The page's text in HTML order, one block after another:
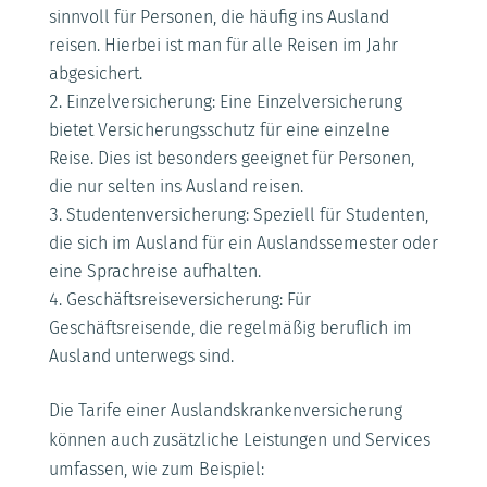
sinnvoll für Personen, die häufig ins Ausland
reisen. Hierbei ist man für alle Reisen im Jahr
abgesichert.
Einzelversicherung: Eine Einzelversicherung
bietet Versicherungsschutz für eine einzelne
Reise. Dies ist besonders geeignet für Personen,
die nur selten ins Ausland reisen.
Studentenversicherung: Speziell für Studenten,
die sich im Ausland für ein Auslandssemester oder
eine Sprachreise aufhalten.
Geschäftsreiseversicherung: Für
Geschäftsreisende, die regelmäßig beruflich im
Ausland unterwegs sind.
Die Tarife einer Auslandskrankenversicherung
können auch zusätzliche Leistungen und Services
umfassen, wie zum Beispiel: